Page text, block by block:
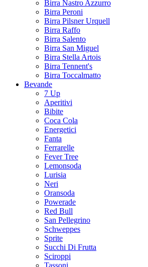
Birra Nastro Azzurro
Birra Peroni
Birra Pilsner Urquell
Birra Raffo
Birra Salento
Birra San Miguel
Birra Stella Artois
Birra Tennent's
Birra Toccalmatto
Bevande
7 Up
Aperitivi
Bibite
Coca Cola
Energetici
Fanta
Ferrarelle
Fever Tree
Lemonsoda
Lurisia
Neri
Oransoda
Powerade
Red Bull
San Pellegrino
Schweppes
Sprite
Succhi Di Frutta
Sciroppi